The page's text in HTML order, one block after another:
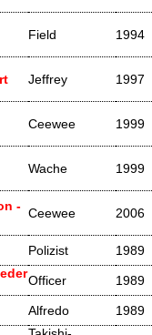
Field 1994
Jeffrey 1997
Ceewee 1999
Wache 1999
- Ceewee 2006
Polizist
1989
Officer
1989
Alfredo
1989